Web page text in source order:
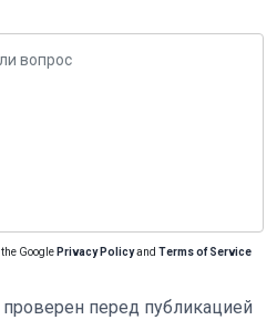
Google Privacy Policyand Terms of Service
перед публикацией